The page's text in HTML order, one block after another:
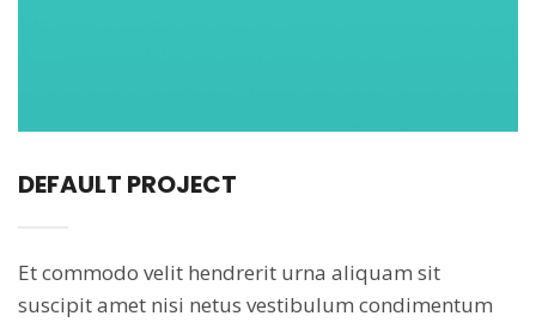
DEFAULT PROJECT
Et commodo velit hendrerit urna aliquam sit
suscipit amet nisi netus vestibulum condimentum